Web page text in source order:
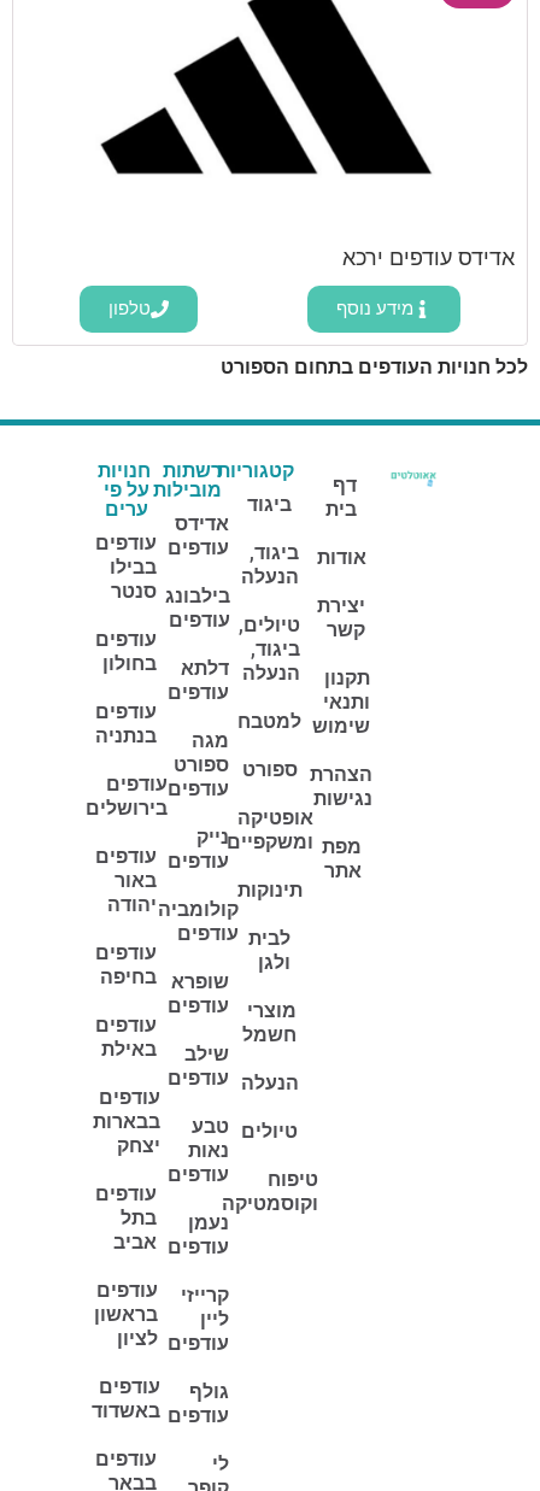
אדידס עודפים ירכא
מידע נוסף טלפון
לכל חנויות העודפים בתחום הספורט
דף
בית
אודות
יצירת
קשר
תקנון
ותנאי
שימוש
הצהרת
נגישות
מפת
אתר
קטגוריות
ביגוד
ביגוד,
הנעלה
טיולים,
ביגוד,
הנעלה
למטבח
ספורט
אופטיקה
ומשקפיים
תינוקות
לבית
ולגן
מוצרי
חשמל
הנעלה
טיולים
טיפוח
וקוסמטיקה
רשתות
מובילות
אדידס
עודפים
בילבונג
עודפים
דלתא
עודפים
מגה
ספורט
עודפים
נייק
עודפים
קולומביה
עודפים
שופרא
עודפים
שילב
עודפים
טבע
נאות
עודפים
נעמן
עודפים
קרייזי
ליין
עודפים
גולף
עודפים
לי
חנויות
על פי
ערים
עודפים
בבילו
סנטר
עודפים
בחולון
עודפים
בנתניה
עודפים
בירושלים
עודפים
באור
יהודה
עודפים
בחיפה
עודפים
באילת
עודפים
בבארות
יצחק
עודפים
בתל
אביב
עודפים
בראשון
לציון
עודפים
באשדוד
עודפים
בבאר